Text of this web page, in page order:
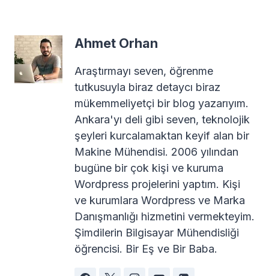
Ahmet Orhan
Araştırmayı seven, öğrenme
tutkusuyla biraz detaycı biraz
mükemmeliyetçi bir blog yazarıyım.
Ankara'yı deli gibi seven, teknolojik
şeyleri kurcalamaktan keyif alan bir
Makine Mühendisi. 2006 yılından
bugüne bir çok kişi ve kuruma
Wordpress projelerini yaptım. Kişi
ve kurumlara Wordpress ve Marka
Danışmanlığı hizmetini vermekteyim.
Şimdilerin Bilgisayar Mühendisliği
öğrencisi. Bir Eş ve Bir Baba.